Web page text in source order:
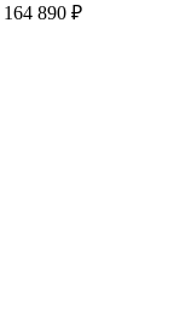
164 890 ₽